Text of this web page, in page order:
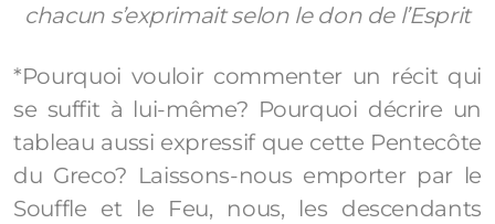
chacun s’exprimait selon le don de l’Esprit
*Pourquoi vouloir commenter un récit qui
se suffit à lui-même? Pourquoi décrire un
tableau aussi expressif que cette Pentecôte
du Greco? Laissons-nous emporter par le
Souffle et le Feu, nous, les descendants